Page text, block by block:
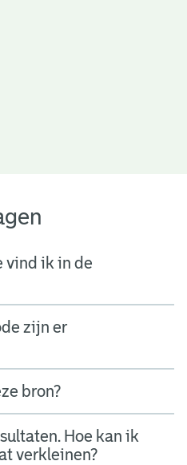
vind ik in de
zijn er
bron?
Hoe kan ik
verkleinen?